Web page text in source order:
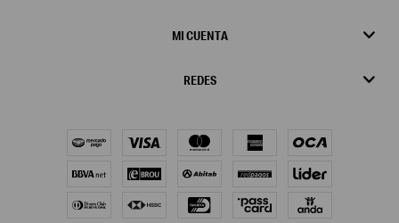
MI CUENTA
REDES